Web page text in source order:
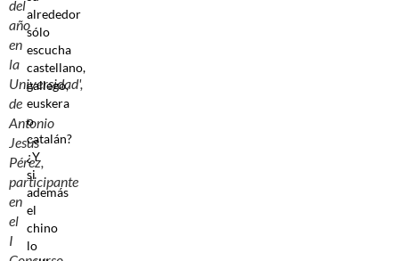
del
año
en
la
Universidad',
de
Antonio
Jesús
Pérez,
participante
en
el
I
alrededor
sólo
escucha
castellano,
gallego,
euskera
o
catalán?
¿Y
si
además
el
chino
lo